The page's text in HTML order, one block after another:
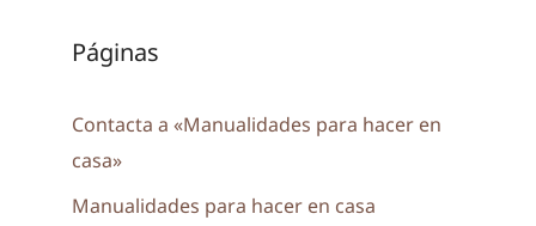
Páginas
Contacta a «Manualidades para hacer en
casa»
Manualidades para hacer en casa